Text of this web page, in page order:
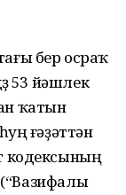
бер осраҡ
53 йәшлек
ҡатын
ғәҙәттән
кодексының
(“Вазифалы